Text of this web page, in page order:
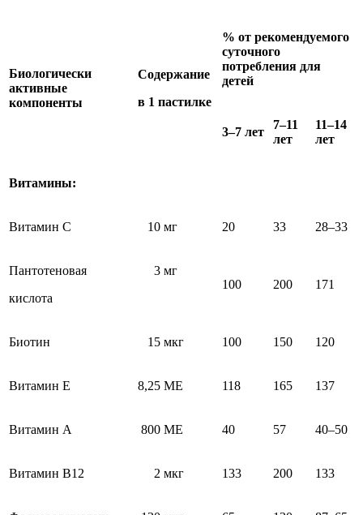
Биологически
активные
компоненты
Содержание
в 1 пастилке
% от рекомендуемого
суточного
потребления для
детей
3–7 лет
7–11
лет
11–14
лет
Витамины:
Витамин C 10 мг 20 33 28–33
Пантотеновая
кислота
3 мг
100
200 171
Биотин 15 мкг 100 150 120
Витамин Е 8,25 ME 118 165 137
Витамин А 800 ME 40 57 40–50
Витамин В12 2 мкг 133 200 133